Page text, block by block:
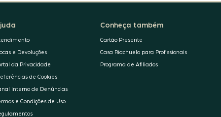
e Devoluções
da Privacidade
de Cookies
Interno de Denúncias
e Condições de Uso
Conheça também
Cartão Presente
Casa Riachuelo para Profissionais
Programa de Afiliados